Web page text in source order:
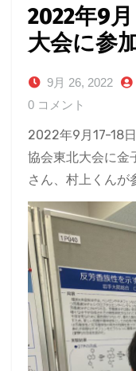
2022年9
大会に参
9月 26, 2022
0 コメント
2022年9月17-18
協会東北大会に金
さん、村上くんが